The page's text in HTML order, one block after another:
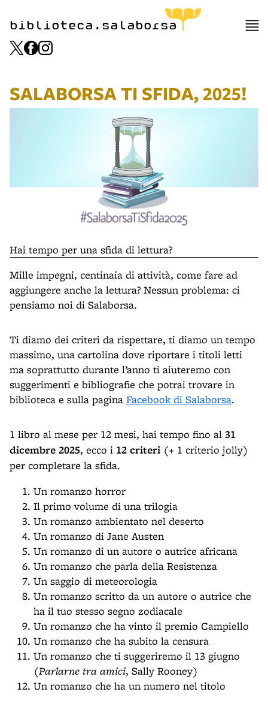
biblioteca.salaborsa
SALABORSA TI SFIDA, 2025!
Hai tempo per una sfida di lettura?
Mille impegni, centinaia di attività, come fare ad
aggiungere anche la lettura? Nessun problema: ci
pensiamo noi di Salaborsa.
Ti diamo dei criteri da rispettare, ti diamo un tempo
massimo, una cartolina dove riportare i titoli letti
ma soprattutto durante l’anno ti aiuteremo con
suggerimenti e bibliografie che potrai trovare in
biblioteca e sulla pagina Facebook di Salaborsa.
1 libro al mese per 12 mesi, hai tempo fino al 31
dicembre 2025, ecco i 12 criteri (+ 1 criterio jolly)
per completare la sfida.
Un romanzo horror
Il primo volume di una trilogia
Un romanzo ambientato nel deserto
Un romanzo di Jane Austen
Un romanzo di un autore o autrice africana
Un romanzo che parla della Resistenza
Un saggio di meteorologia
Un romanzo scritto da un autore o autrice che
ha il tuo stesso segno zodiacale
Un romanzo che ha vinto il premio Campiello
Un romanzo che ha subito la censura
Un romanzo che ti suggeriremo il 13 giugno
(Parlarne tra amici, Sally Rooney)
Un romanzo che ha un numero nel titolo